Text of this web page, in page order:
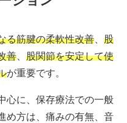
る筋腱の柔軟性改善
股
善
股関節を安定して使
が重要です。
心に、保存療法での一般
め方は、痛みの有無、音